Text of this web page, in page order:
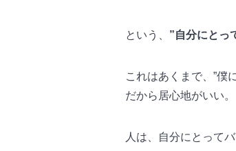
という、 ”自分にとっ
これはあくまで、”僕
だから居心地がいい。
人は、自分にとって